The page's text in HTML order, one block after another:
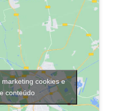
cookies e
conteúdo